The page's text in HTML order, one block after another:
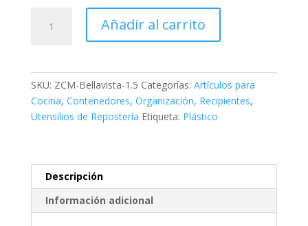
Hermética
Añadir al carrito
SKU: ZCM-Bellavista-1.5 Categorías: Artículos para
Cocina, Contenedores, Organización, Recipientes,
Utensilios de Repostería Etiqueta: Plástico
Descripción
Información adicional